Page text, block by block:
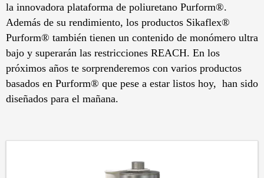
la innovadora plataforma de poliuretano Purform®.
Además de su rendimiento, los productos Sikaflex®
Purform® también tienen un contenido de monómero ultra
bajo y superarán las restricciones REACH. En los
próximos años te sorprenderemos con varios productos
basados ​​en Purform® que pese a estar listos hoy, han sido
diseñados para el mañana.